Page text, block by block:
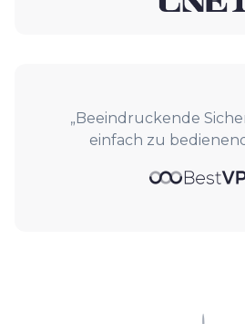
„Beeindruckende
einfach zu